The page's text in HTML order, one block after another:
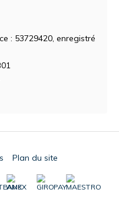
: 53729420, enregistré
Plan du site